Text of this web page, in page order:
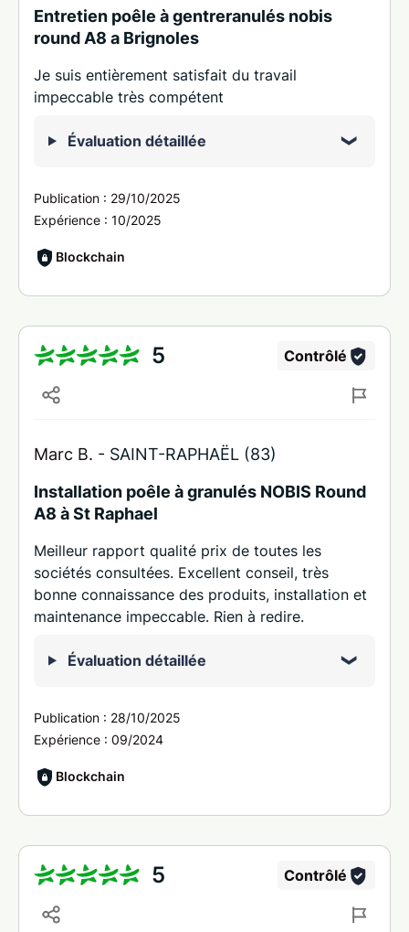
Entretien poêle à gentreranulés nobis
round A8 a Brignoles
Je suis entièrement satisfait du travail
impeccable très compétent
Évaluation détaillée
Publication : 29/10/2025
Expérience : 10/2025
Blockchain
5 Contrôlé
Marc B. - SAINT-RAPHAËL (83)
Installation poêle à granulés NOBIS Round
A8 à St Raphael
Meilleur rapport qualité prix de toutes les
sociétés consultées. Excellent conseil, très
bonne connaissance des produits, installation et
maintenance impeccable. Rien à redire.
Évaluation détaillée
Publication : 28/10/2025
Expérience : 09/2024
Blockchain
5 Contrôlé